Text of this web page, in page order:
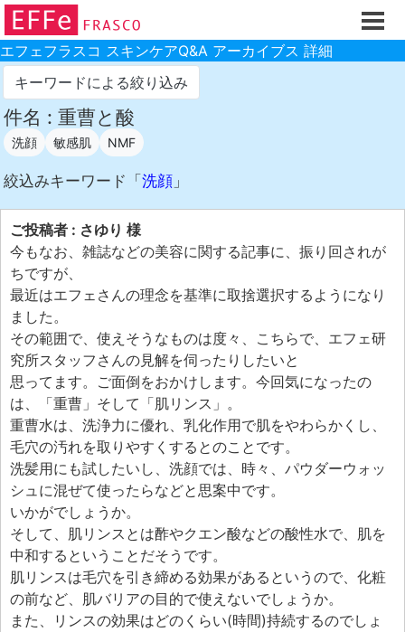
ホーム
ご注文フォーム
初回割引
製品のご案内
お買い物ガイド
スキンケアQ&Aアーカイブス
製品レビュー
スキンケア基礎講座
コスメ辞典 化粧品成分検索
ご購入履歴
ご登録情報
ご紹介(アフェリエイト)制度
エフェ研究所について
お問い合わせフォーム
エフェフラスコ スキンケアQ&A アーカイブス 詳細
キーワードによる絞り込み
件名 : 重曹と酸
洗顔 敏感肌 NMF
絞込みキーワード「 洗顔 」
ご投稿者 : さゆり 様
今もなお、雑誌などの美容に関する記事に、振り回されが
ちですが、
最近はエフェさんの理念を基準に取捨選択するようになり
ました。
その範囲で、使えそうなものは度々、こちらで、エフェ研
究所スタッフさんの見解を伺ったりしたいと
思ってます。ご面倒をおかけします。今回気になったの
は、「重曹」そして「肌リンス」。
重曹水は、洗浄力に優れ、乳化作用で肌をやわらかくし、
毛穴の汚れを取りやすくするとのことです。
洗髪用にも試したいし、洗顔では、時々、パウダーウォッ
シュに混ぜて使ったらなどと思案中です。
いかがでしょうか。
そして、肌リンスとは酢やクエン酸などの酸性水で、肌を
中和するということだそうです。
肌リンスは毛穴を引き締める効果があるというので、化粧
の前など、肌バリアの目的で使えないでしょうか。
また、リンスの効果はどのくらい(時間)持続するのでしょ